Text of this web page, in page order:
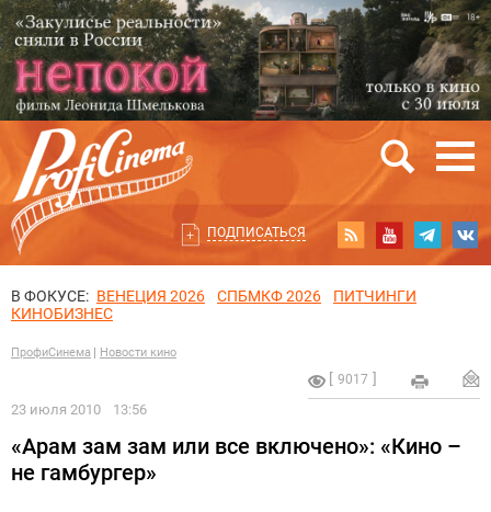
ПОДПИСАТЬСЯ
В ФОКУСЕ: ВЕНЕЦИЯ 2026 СПБМКФ 2026
ПИТЧИНГИ
КИНОБИЗНЕС
ПрофиСинема Новости кино
9017
23 июля 2010 13:56
«Арам зам зам или все включено»: «Кино –
не гамбургер»